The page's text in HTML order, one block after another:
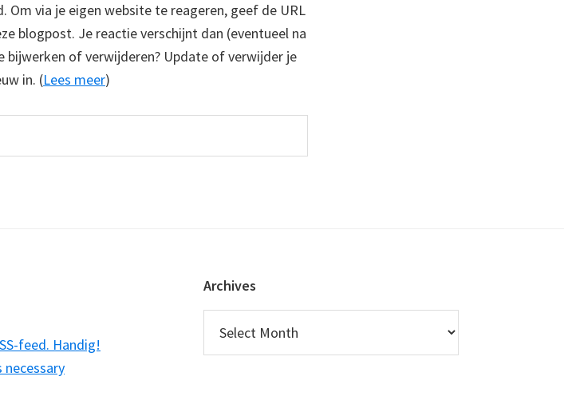
Om via je eigen website te reageren, geef de URL
blogpost. Je reactie verschijnt dan (eventueel na
bijwerken of verwijderen? Update of verwijder je
in. (Lees meer)
feed. Handig!
necessary
Archives